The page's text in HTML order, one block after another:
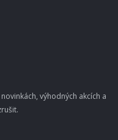
výhodných akcích a